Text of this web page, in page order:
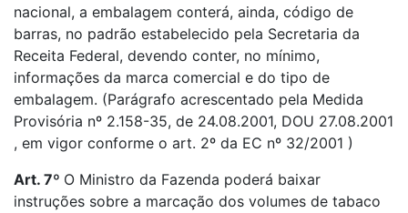
nacional, a embalagem conterá, ainda, código de
barras, no padrão estabelecido pela Secretaria da
Receita Federal, devendo conter, no mínimo,
informações da marca comercial e do tipo de
embalagem. (Parágrafo acrescentado pela Medida
Provisória nº 2.158-35, de 24.08.2001, DOU 27.08.2001
, em vigor conforme o art. 2º da EC nº 32/2001 )
Art. 7º O Ministro da Fazenda poderá baixar
instruções sobre a marcação dos volumes de tabaco